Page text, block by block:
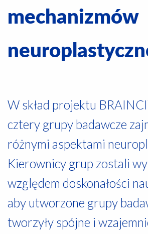
mechanizmów
W skład projektu
cztery grupy badawcze
różnymi aspektami
Kierownicy grup zostali
względem doskonałości
aby utworzone grupy
tworzyły spójne i